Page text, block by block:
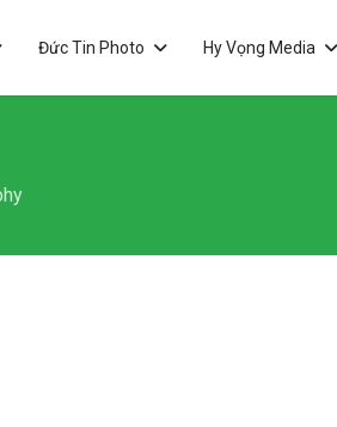
Đức Tin Photo Hy Vọng Media